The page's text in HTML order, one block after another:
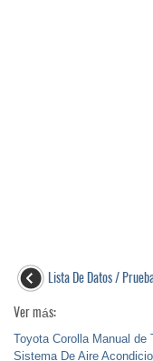
Lista De Datos /
Ver más:
Toyota Corolla Manual de
Sistema De Aire